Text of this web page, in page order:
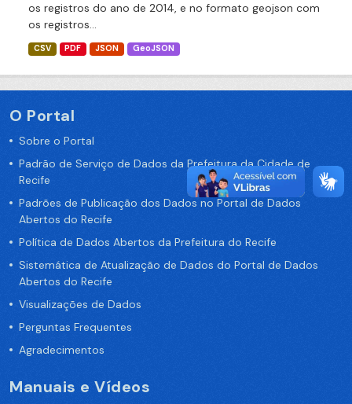
os registros do ano de 2014, e no formato geojson com
os registros...
CSV PDF JSON GeoJSON
O Portal
Sobre o Portal
Padrão de Serviço de Dados da Prefeitura da Cidade de
Recife
Padrões de Publicação dos Dados no Portal de Dados
Abertos do Recife
Política de Dados Abertos da Prefeitura do Recife
Sistemática de Atualização de Dados do Portal de Dados
Abertos do Recife
Visualizações de Dados
Perguntas Frequentes
Agradecimentos
Manuais e Vídeos